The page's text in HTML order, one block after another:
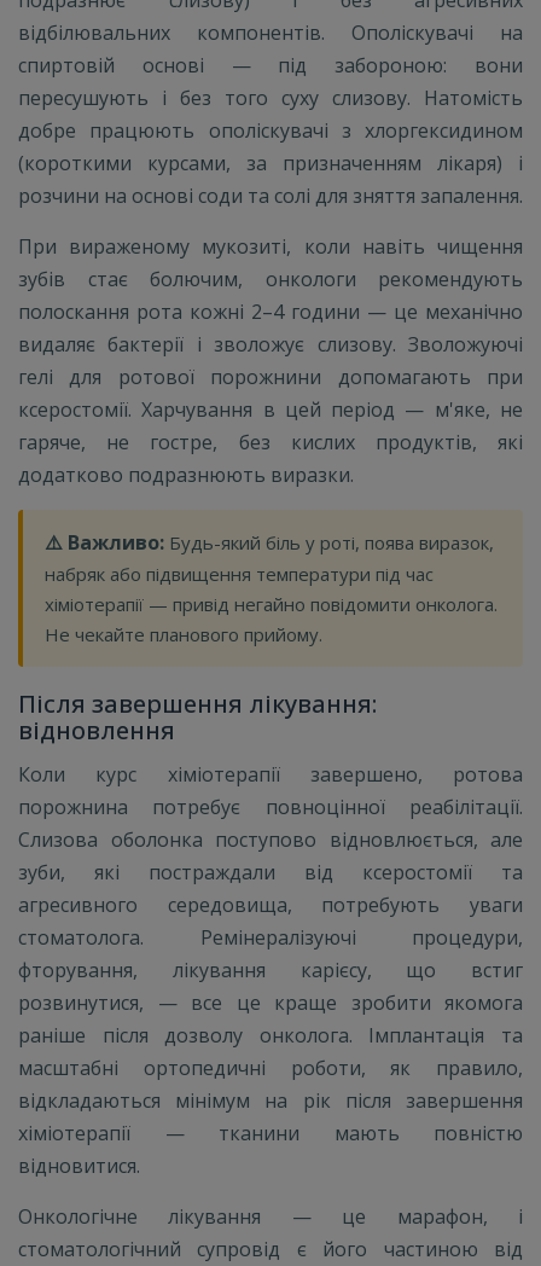
відбілювальних компонентів. Ополіскувачі на
спиртовій основі — під забороною: вони
пересушують і без того суху слизову. Натомість
добре працюють ополіскувачі з хлоргексидином
(короткими курсами, за призначенням лікаря) і
розчини на основі соди та солі для зняття запалення.
При вираженому мукозиті, коли навіть чищення
зубів стає болючим, онкологи рекомендують
полоскання рота кожні 2–4 години — це механічно
видаляє бактерії і зволожує слизову. Зволожуючі
гелі для ротової порожнини допомагають при
ксеростомії. Харчування в цей період — м'яке, не
гаряче, не гостре, без кислих продуктів, які
додатково подразнюють виразки.
⚠️ Важливо: Будь-який біль у роті, поява виразок,
набряк або підвищення температури під час
хіміотерапії — привід негайно повідомити онколога.
Не чекайте планового прийому.
Після завершення лікування:
відновлення
Коли курс хіміотерапії завершено, ротова
порожнина потребує повноцінної реабілітації.
Слизова оболонка поступово відновлюється, але
зуби, які постраждали від ксеростомії та
агресивного середовища, потребують уваги
стоматолога. Ремінералізуючі процедури,
фторування, лікування карієсу, що встиг
розвинутися, — все це краще зробити якомога
раніше після дозволу онколога. Імплантація та
масштабні ортопедичні роботи, як правило,
відкладаються мінімум на рік після завершення
хіміотерапії — тканини мають повністю
відновитися.
Онкологічне лікування — це марафон, і
стоматологічний супровід є його частиною від